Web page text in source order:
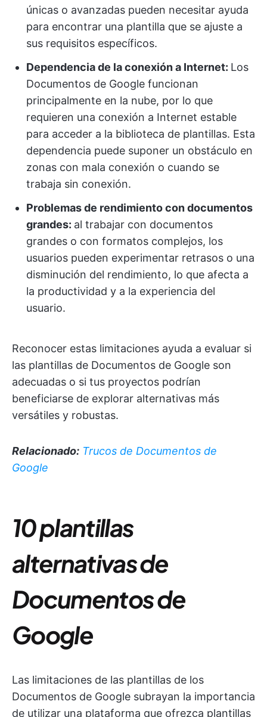
únicas o avanzadas pueden necesitar ayuda
para encontrar una plantilla que se ajuste a
sus requisitos específicos.
Dependencia de la conexión a Internet: Los
Documentos de Google funcionan
principalmente en la nube, por lo que
requieren una conexión a Internet estable
para acceder a la biblioteca de plantillas. Esta
dependencia puede suponer un obstáculo en
zonas con mala conexión o cuando se
trabaja sin conexión.
Problemas de rendimiento con documentos
grandes: al trabajar con documentos
grandes o con formatos complejos, los
usuarios pueden experimentar retrasos o una
disminución del rendimiento, lo que afecta a
la productividad y a la experiencia del
usuario.
Reconocer estas limitaciones ayuda a evaluar si
las plantillas de Documentos de Google son
adecuadas o si tus proyectos podrían
beneficiarse de explorar alternativas más
versátiles y robustas.
Relacionado: Trucos de Documentos de
Google
10 plantillas
alternativas de
Documentos de
Google
Las limitaciones de las plantillas de los
Documentos de Google subrayan la importancia
de utilizar una plataforma que ofrezca plantillas